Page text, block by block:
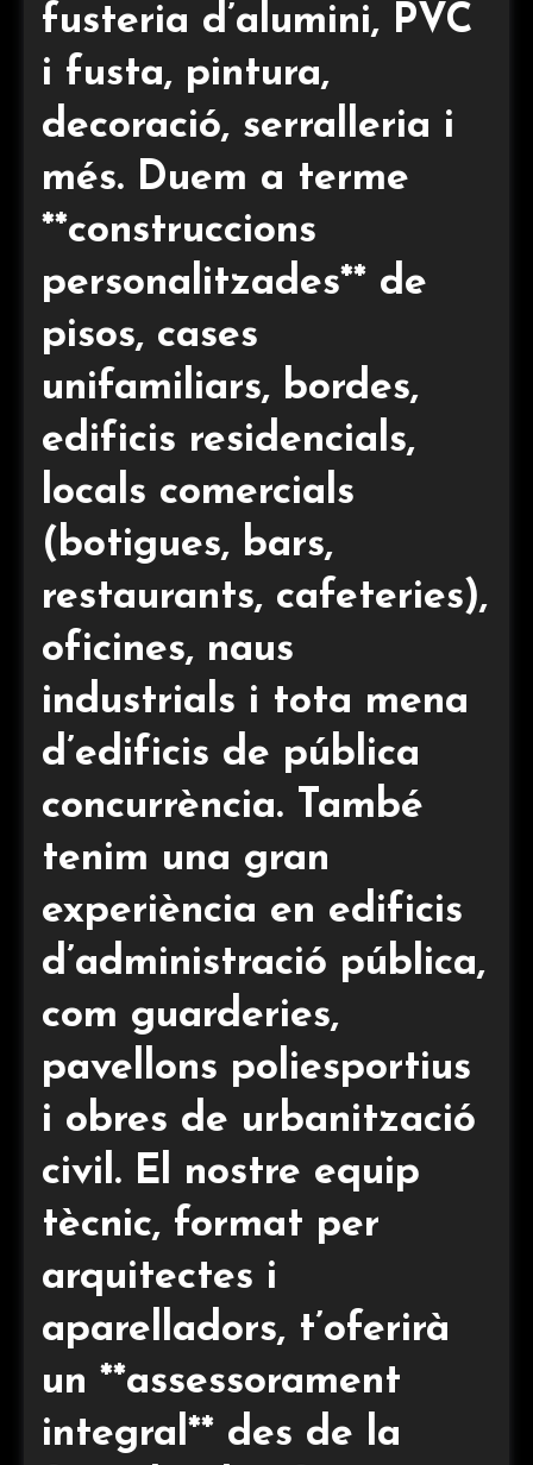
fusteria d’alumini, PVC
i fusta, pintura,
decoració, serralleria i
més. Duem a terme
**construccions
personalitzades** de
pisos, cases
unifamiliars, bordes,
edificis residencials,
locals comercials
(botigues, bars,
restaurants, cafeteries),
oficines, naus
industrials i tota mena
d’edificis de pública
concurrència. També
tenim una gran
experiència en edificis
d’administració pública,
com guarderies,
pavellons poliesportius
i obres de urbanització
civil. El nostre equip
tècnic, format per
arquitectes i
aparelladors, t’oferirà
un **assessorament
integral** des de la